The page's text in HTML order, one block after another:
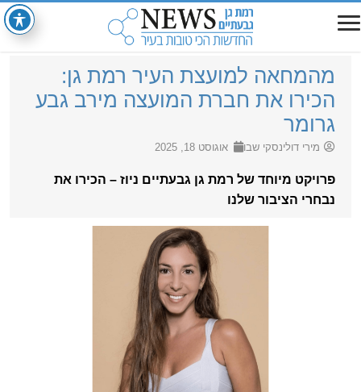
מהמחאה למועצת העיר רמת גן:
הכירו את חברת המועצה מירב גבע
גרומר
מירי דולינסקי שבו אוגוסט 18, 2025
פרויקט מיוחד של רמת גן גבעתיים ניוז – הכירו את
נבחרי הציבור שלנו